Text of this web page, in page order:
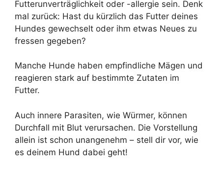
Futterunverträglichkeit oder -allergie sein. Denk
mal zurück: Hast du kürzlich das Futter deines
Hundes gewechselt oder ihm etwas Neues zu
fressen gegeben?
Manche Hunde haben empfindliche Mägen und
reagieren stark auf bestimmte Zutaten im
Futter.
Auch innere Parasiten, wie Würmer, können
Durchfall mit Blut verursachen. Die Vorstellung
allein ist schon unangenehm – stell dir vor, wie
es deinem Hund dabei geht!